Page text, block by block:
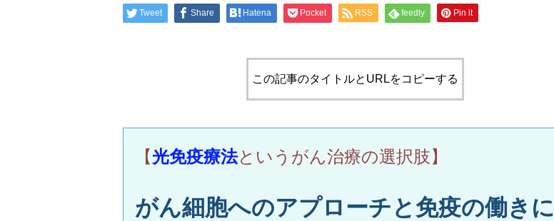
Tweet Share Hatena Pocket RSS feedly Pin it
この記事のタイトルとURLをコピーする
【光免疫療法というがん治療の選択肢】
がん細胞へのアプローチと免疫の働きに